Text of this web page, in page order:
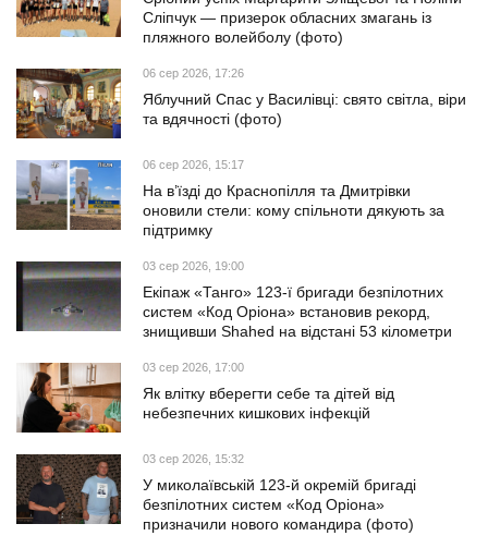
Сліпчук — призерок обласних змагань із
пляжного волейболу (фото)
06 сер 2026, 17:26
Яблучний Спас у Василівці: свято світла, віри
та вдячності (фото)
06 сер 2026, 15:17
На в’їзді до Краснопілля та Дмитрівки
оновили стели: кому спільноти дякують за
підтримку
03 сер 2026, 19:00
Екіпаж «Танго» 123-ї бригади безпілотних
систем «Код Оріона» встановив рекорд,
знищивши Shahed на відстані 53 кілометри
03 сер 2026, 17:00
Як влітку вберегти себе та дітей від
небезпечних кишкових інфекцій
03 сер 2026, 15:32
У миколаївській 123-й окремій бригаді
безпілотних систем «Код Оріона»
призначили нового командира (фото)